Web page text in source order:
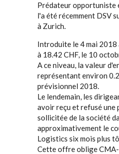
Prédateur opportuniste
l'a été récemment DSV
à Zurich.
Introduite le 4 mai 2018
à 18.42 CHF, le 10
A ce niveau, la valeur
représentant environ
prévisionnel 2018.
Le lendemain, les
avoir reçu et refusé
sollicitée de la société
approximativement le
Logistics six mois plus
Cette offre oblige